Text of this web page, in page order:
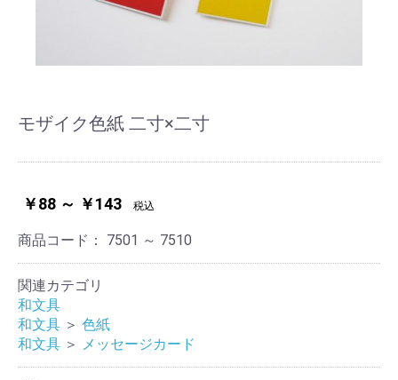
モザイク色紙 二寸×二寸
￥88 ～ ￥143 税込
商品コード： 7501 ～ 7510
関連カテゴリ
和文具
和文具 ＞ 色紙
和文具 ＞ メッセージカード